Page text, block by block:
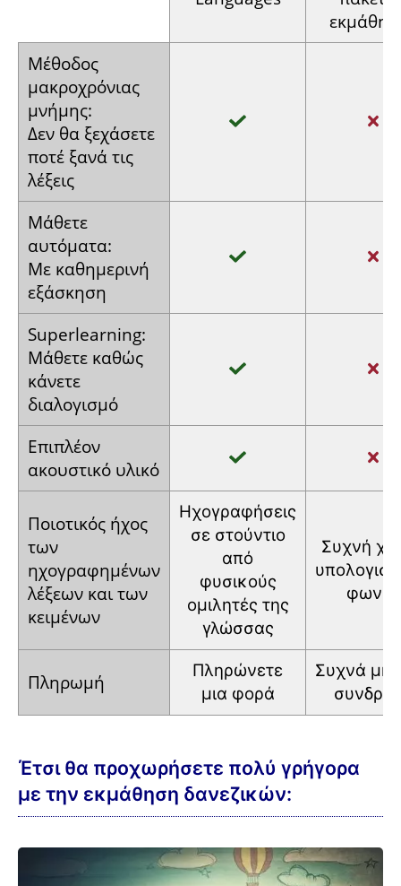
Μέθοδος
μακροχρόνιας
μνήμης:
Δεν θα ξεχάσετε
ποτέ ξανά τις
λέξεις
Μάθετε
αυτόματα:
Με καθημερινή
εξάσκηση
Super­learning:
Μάθετε καθώς
κάνετε
διαλογισμό
Επιπλέον
ακουστικό υλικό
Ποιοτικός ήχος
των
ηχογραφημένων
λέξεων και των
κειμένων
Ηχογραφήσεις
σε στούντιο
από
φυσικούς
ομιλητές της
γλώσσας
Συχνή
φωνής
Πληρωμή
Πληρώνετε
μια φορά
Συχνά
Έτσι θα προχωρήσετε πολύ γρήγορα
με την εκμάθηση δανεζικών: